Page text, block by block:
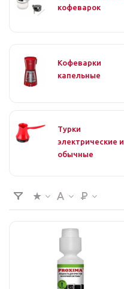
кофеварок
Кофеварки
капельные
Турки
электрические и
обычные